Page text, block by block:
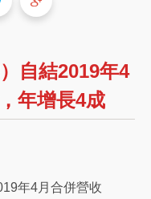
自結2019年4
年增長4成
年4月合併營收